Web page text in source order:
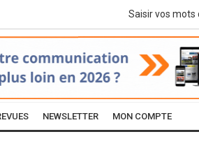
NEWSLETTER MON COMPTE